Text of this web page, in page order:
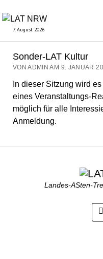
7. August 2026
Sonder-LAT Kultur
VON ADMIN AM 9. JANUAR
In dieser Sitzung wird
eines Veranstaltungs-
möglich für alle
Anmeldung.
Landes-ASten-